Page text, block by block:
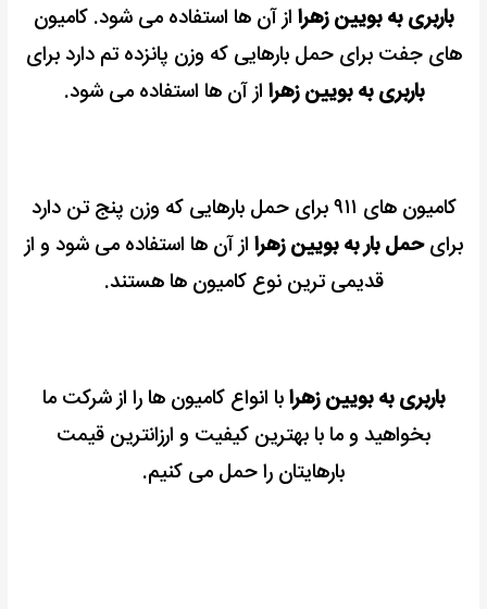
باربری به بویین زهرا از آن ها استفاده می شود. کامیون
های جفت برای حمل بارهایی که وزن پانزده تم دارد برای
باربری به بویین زهرا از آن ها استفاده می شود.
کامیون های ۹۱۱ برای حمل بارهایی که وزن پنج تن دارد
برایحمل بار به بویین زهرا از آن ها استفاده می شود و از
قدیمی ترین نوع کامیون ها هستند.
باربری به بویین زهرابا انواع کامیون ها را از شرکت ما
بخواهید و ما با بهترین کیفیت و ارزانترین قیمت
بارهایتان را حمل می کنیم.